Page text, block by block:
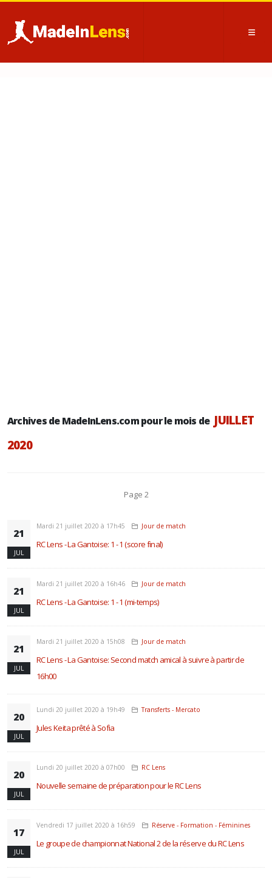
Archives de MadeInLens.com pour le mois de JUILLET
2020
Page 2
21
JUL
Mardi 21 juillet 2020 à 17h45 Jour de match
RC Lens - La Gantoise: 1 - 1 (score final)
21
JUL
Mardi 21 juillet 2020 à 16h46 Jour de match
RC Lens - La Gantoise: 1 - 1 (mi-temps)
21
JUL
Mardi 21 juillet 2020 à 15h08 Jour de match
RC Lens - La Gantoise: Second match amical à suivre à partir de
16h00
20
JUL
Lundi 20 juillet 2020 à 19h49 Transferts - Mercato
Jules Keita prêté à Sofia
20
JUL
Lundi 20 juillet 2020 à 07h00 RC Lens
Nouvelle semaine de préparation pour le RC Lens
17
JUL
Vendredi 17 juillet 2020 à 16h59 Réserve - Formation - Féminines
Le groupe de championnat National 2 de la réserve du RC Lens